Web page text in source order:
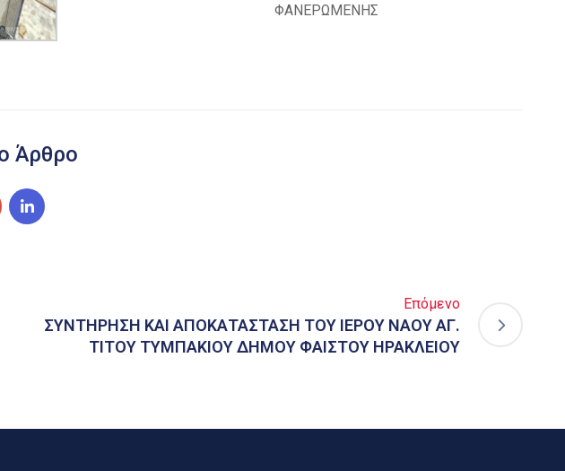
ΦΑΝΕΡΩΜΕΝΗΣ
Άρθρο
Επόμενο
ΣΥΝΤΗΡΗΣΗ ΚΑΙ ΑΠΟΚΑΤΑΣΤΑΣΗ ΤΟΥ ΙΕΡΟΥ ΝΑΟΥ ΑΓ.
ΤΙΤΟΥ ΤΥΜΠΑΚΙΟΥ ΔΗΜΟΥ ΦΑΙΣΤΟΥ ΗΡΑΚΛΕΙΟΥ